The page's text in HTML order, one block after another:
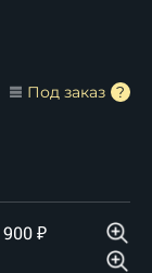
Под заказ
₽